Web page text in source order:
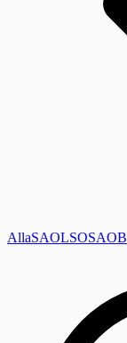
AllaSAOLSOSAOB